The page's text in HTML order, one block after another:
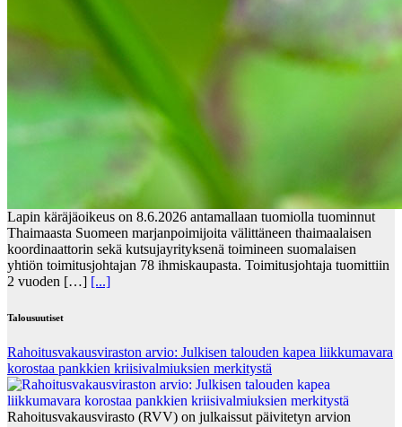
Lapin käräjäoikeus on 8.6.2026 antamallaan tuomiolla tuominnut
Thaimaasta Suomeen marjanpoimijoita välittäneen thaimaalaisen
koordinaattorin sekä kutsujayrityksenä toimineen suomalaisen
yhtiön toimitusjohtajan 78 ihmiskaupasta. Toimitusjohtaja tuomittiin
2 vuoden […] [...]
Talousuutiset
Rahoitusvakausviraston arvio: Julkisen talouden kapea liikkumavara
korostaa pankkien kriisivalmiuksien merkitystä
Rahoitusvakausvirasto (RVV) on julkaissut päivitetyn arvion